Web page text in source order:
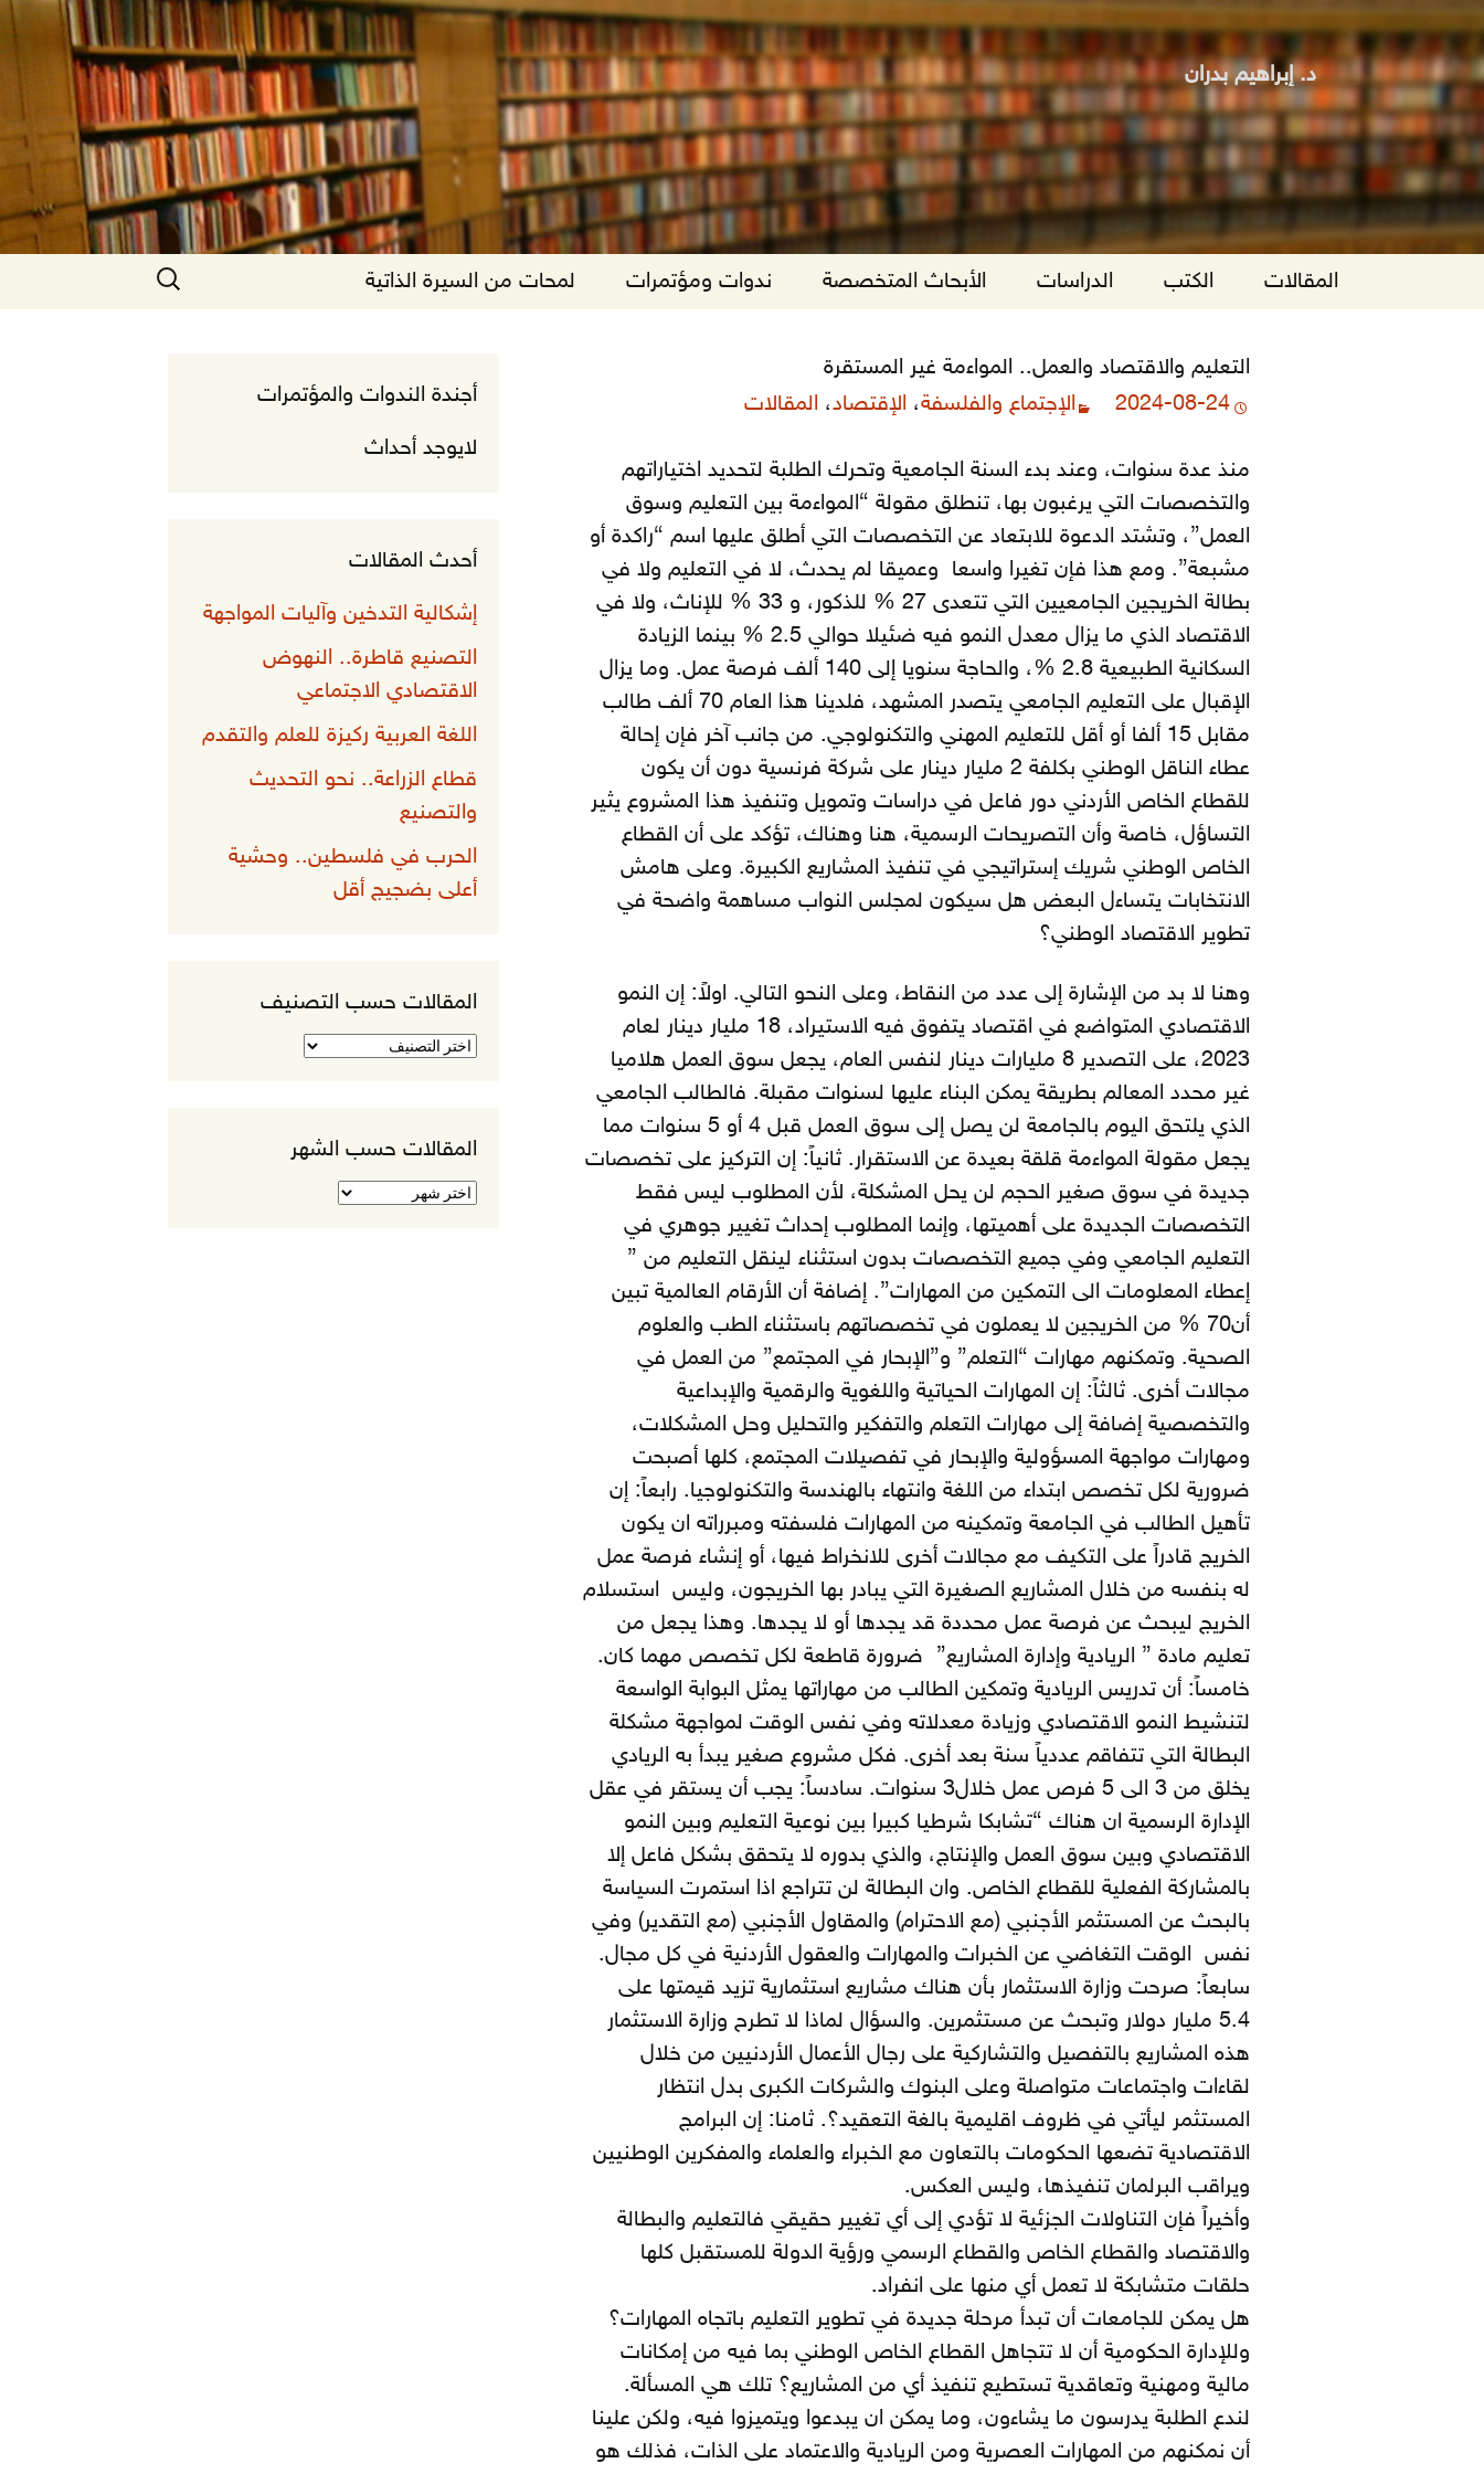
د. إبراهيم بدران
انتقل
إلى
المقالات الكتب الدراسات الأبحاث المتخصصة ندوات ومؤتمرات لمحات من السيرة الذاتية
البحث
عن:
التعليم والاقتصاد والعمل.. المواءمة غير المستقرة
2024-08-24
الإجتماع والفلسفة، الإقتصاد، المقالات
منذ عدة سنوات، وعند بدء السنة الجامعية وتحرك الطلبة لتحديد اختياراتهم
والتخصصات التي يرغبون بها، تنطلق مقولة “المواءمة بين التعليم وسوق
العمل”، وتشتد الدعوة للابتعاد عن التخصصات التي أطلق عليها اسم “راكدة أو
مشبعة”. ومع هذا فإن تغيرا واسعا وعميقا لم يحدث، لا في التعليم ولا في
بطالة الخريجين الجامعيين التي تتعدى
27 % للذكور، و 33 % للإناث، ولا في
الاقتصاد الذي ما يزال معدل النمو فيه ضئيلا حوالي 2.5 % بينما الزيادة
السكانية الطبيعية 2.8 %، والحاجة سنويا إلى 140 ألف فرصة عمل. وما يزال
الإقبال على التعليم الجامعي يتصدر المشهد، فلدينا هذا العام 70 ألف طالب
مقابل 15 ألفا أو أقل للتعليم المهني والتكنولوجي. من جانب آخر فإن إحالة
عطاء الناقل الوطني بكلفة 2 مليار دينار على شركة فرنسية دون أن يكون
للقطاع الخاص الأردني دور فاعل في دراسات وتمويل وتنفيذ هذا المشروع يثير
التساؤل، خاصة وأن التصريحات الرسمية، هنا وهناك، تؤكد على أن القطاع
الخاص الوطني شريك إستراتيجي في تنفيذ المشاريع الكبيرة. وعلى هامش
الانتخابات يتساءل البعض هل سيكون لمجلس النواب مساهمة واضحة في
تطوير الاقتصاد الوطني؟
وهنا لا بد من الإشارة إلى عدد من النقاط، وعلى النحو التالي. اولاً: إن النمو
الاقتصادي المتواضع في اقتصاد يتفوق فيه الاستيراد، 18 مليار دينار لعام
2023، على التصدير 8 مليارات دينار لنفس العام، يجعل سوق العمل هلاميا
غير محدد المعالم بطريقة يمكن البناء عليها لسنوات مقبلة. فالطالب الجامعي
الذي يلتحق اليوم بالجامعة لن يصل إلى سوق العمل قبل 4 أو 5 سنوات مما
يجعل مقولة المواءمة قلقة بعيدة عن الاستقرار. ثانياً: إن التركيز على تخصصات
جديدة في سوق صغير الحجم لن يحل المشكلة، لأن المطلوب ليس فقط
التخصصات الجديدة على أهميتها، وإنما المطلوب إحداث تغيير جوهري في
التعليم الجامعي وفي جميع التخصصات بدون استثناء لينقل التعليم من ”
إعطاء المعلومات الى التمكين من المهارات”. إضافة أن الأرقام العالمية تبين
أن70 % من الخريجين لا يعملون في تخصصاتهم باستثناء الطب والعلوم
الصحية. وتمكنهم مهارات “التعلم” و”الإبحار في المجتمع” من العمل في
مجالات أخرى. ثالثاً: إن المهارات الحياتية واللغوية والرقمية والإبداعية
والتخصصية إضافة إلى مهارات التعلم والتفكير والتحليل وحل المشكلات،
ومهارات مواجهة المسؤولية والإبحار في تفصيلات المجتمع، كلها أصبحت
ضرورية لكل تخصص ابتداء من اللغة وانتهاء بالهندسة والتكنولوجيا. رابعاً: إن
تأهيل الطالب في الجامعة وتمكينه من المهارات فلسفته ومبرراته ان يكون
الخريج قادراً على التكيف مع مجالات أخرى للانخراط فيها، أو إنشاء فرصة عمل
له بنفسه من خلال المشاريع الصغيرة التي يبادر بها الخريجون، وليس استسلام
الخريج ليبحث عن فرصة عمل محددة قد يجدها أو لا يجدها. وهذا يجعل من
تعليم مادة ” الريادية وإدارة المشاريع” ضرورة قاطعة لكل تخصص مهما كان.
خامساً: أن تدريس الريادية وتمكين الطالب من مهاراتها يمثل البوابة الواسعة
لتنشيط النمو الاقتصادي وزيادة معدلاته وفي نفس الوقت لمواجهة مشكلة
البطالة التي تتفاقم عددياً سنة بعد أخرى. فكل مشروع صغير يبدأ به الريادي
يخلق من 3 الى 5 فرص عمل خلال3 سنوات. سادساً: يجب أن يستقر في عقل
الإدارة الرسمية ان هناك “تشابكا شرطيا كبيرا بين نوعية التعليم وبين النمو
الاقتصادي وبين سوق العمل والإنتاج، والذي بدوره لا يتحقق بشكل فاعل إلا
بالمشاركة الفعلية للقطاع الخاص. وان البطالة لن تتراجع اذا استمرت السياسة
بالبحث عن المستثمر الأجنبي (مع الاحترام) والمقاول الأجنبي (مع التقدير) وفي
نفس الوقت التغاضي عن الخبرات والمهارات والعقول الأردنية في كل مجال.
سابعاً: صرحت وزارة الاستثمار بأن هناك مشاريع استثمارية تزيد قيمتها على
5.4 مليار دولار وتبحث عن مستثمرين. والسؤال لماذا لا تطرح وزارة الاستثمار
هذه المشاريع بالتفصيل والتشاركية على رجال الأعمال الأردنيين من خلال
لقاءات واجتماعات متواصلة وعلى البنوك والشركات الكبرى بدل انتظار
المستثمر ليأتي في ظروف اقليمية بالغة التعقيد؟. ثامنا: إن البرامج
الاقتصادية تضعها الحكومات بالتعاون مع الخبراء والعلماء والمفكرين الوطنيين
ويراقب البرلمان تنفيذها، وليس العكس.
وأخيراً فإن التناولات الجزئية لا تؤدي إلى أي تغيير حقيقي فالتعليم والبطالة
والاقتصاد والقطاع الخاص والقطاع الرسمي ورؤية الدولة للمستقبل كلها
حلقات متشابكة لا تعمل أي منها على انفراد.
هل يمكن للجامعات أن تبدأ مرحلة جديدة في تطوير التعليم باتجاه المهارات؟
وللإدارة الحكومية أن لا تتجاهل القطاع الخاص الوطني بما فيه من إمكانات
مالية ومهنية وتعاقدية تستطيع تنفيذ أي من المشاريع؟ تلك هي المسألة.
لندع الطلبة يدرسون ما يشاءون، وما يمكن ان يبدعوا ويتميزوا فيه، ولكن علينا
أن نمكنهم من المهارات العصرية ومن الريادية والاعتماد على الذات، فذلك هو
أجندة الندوات والمؤتمرات
لايوجد أحداث
أحدث المقالات
إشكالية التدخين وآليات المواجهة
التصنيع قاطرة.. النهوض
الاقتصادي الاجتماعي
اللغة العربية ركيزة للعلم والتقدم
قطاع الزراعة.. نحو التحديث
والتصنيع
الحرب في فلسطين.. وحشية
أعلى بضجيج أقل
المقالات حسب التصنيف
المقالات
المقالات حسب الشهر
المقالات